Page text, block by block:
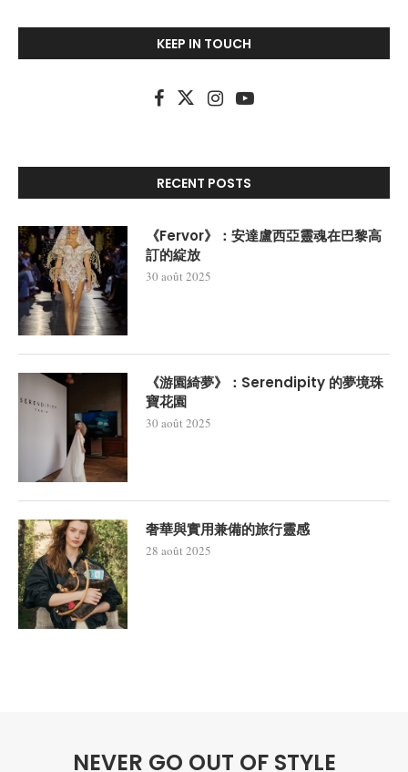
KEEP IN TOUCH
RECENT POSTS
《Fervor》：安達盧西亞靈魂在巴黎高
訂的綻放
30 août 2025
《游園綺夢》：Serendipity 的夢境珠
寶花園
30 août 2025
奢華與實用兼備的旅行靈感
28 août 2025
NEVER GO OUT OF STYLE